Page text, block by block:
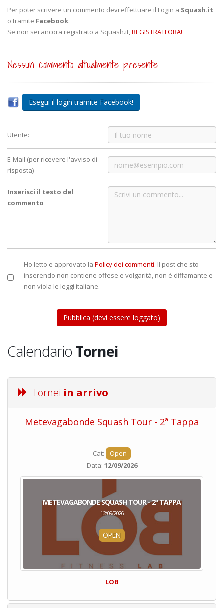
Per poter scrivere un commento devi effettuare il Login a Squash.it
o tramite Facebook.
Se non sei ancora registrato a Squash.it,REGISTRATI ORA!
Nessun commento attualmente presente
Esegui il login tramite Facebook!
Utente:
E-Mail (per ricevere l'avviso di
risposta)
Inserisci il testo del
commento
Ho letto e approvato la Policy dei commenti. Il post che sto
inserendo non contiene offese e volgarità, non è diffamante e
non viola le leggi italiane.
Calendario Tornei
Tornei in arrivo
Metevagabonde Squash Tour - 2ª Tappa
Cat: Open
Data: 12/09/2026
METEVAGABONDE SQUASH TOUR - 2ª TAPPA
12/09/2026
OPEN
LOB